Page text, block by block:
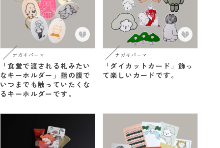
ナガキパーマ
「食堂で渡される札みたい
なキーホルダー」指の腹で
いつまでも触っていたくな
るキーホルダーです。
ナガキパーマ
「ダイカットカード」飾っ
て楽しいカードです。